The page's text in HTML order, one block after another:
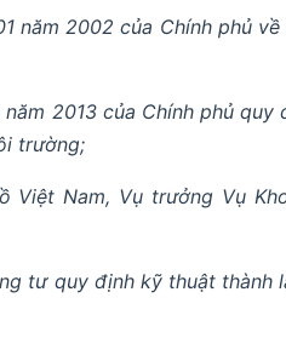
năm 2002 của Chính phủ
2013 của Chính phủ quy
trường;
Nam, Vụ trưởng Vụ
tư quy định kỹ thuật thành